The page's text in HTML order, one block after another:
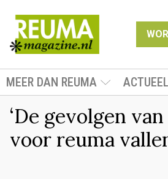
MEER DAN REUMA ACTUEEL
‘De gevolgen
voor reuma